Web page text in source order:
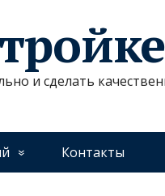
и сделать
Контакты